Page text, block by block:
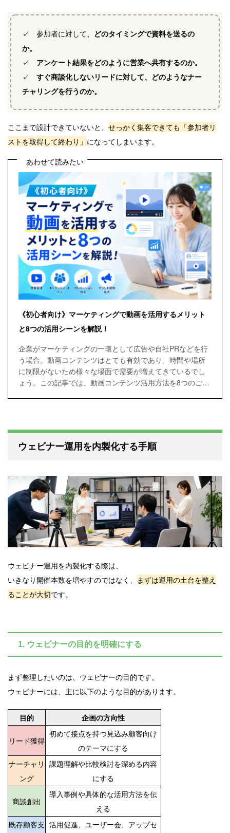
✓ 参加者に対して、 どのタイミングで資料を送るの
か。
✓ アンケート結果をどのように営業へ共有するのか。
✓ すぐ商談化しないリードに対して、どのようなナー
チャリングを行うのか。
ここまで設計できていないと、 せっかく集客できても「参加者リ
ストを取得して終わり」 になってしまいます。
あわせて読みたい
《初心者向け》マーケティングで動画を活用するメリット
と8つの活用シーンを解説！
企業がマーケティングの一環として広告や自社PRなどを行
う場合、動画コンテンツはとても有効であり、時間や場所
に制限がないため様々な場面で需要が増えてきているでし
ょう。この記事では、動画コンテンツ活用方法を8つのご紹
ウェビナー運用を内製化する手順
ウェビナー運用を内製化する際は、
いきなり開催本数を増やすのではなく、 まずは運用の土台を整え
ることが大切です。
1. ウェビナーの目的を明確にする
まず整理したいのは、ウェビナーの目的です。
ウェビナーには、主に以下のような目的があります。
目的 企画の方向性
リード獲得
初めて接点を持つ見込み顧客向け
のテーマにする
ナーチャリ
ング
課題理解や比較検討を深める内容
にする
商談創出
導入事例や具体的な活用方法を伝
える
既存顧客支 活用促進、ユーザー会、アップセ